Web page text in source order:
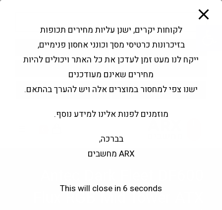
פתח סרגל נגישות
Products
search
החשבון שלי בקשה להצעה
Flux RGB Mid Tower ATX
לקוחות יקרים, ישנן עליות מחירים תכופות
בזיכרונות כרטיסי מסך וכונני אחסון פנימיים,
ייקח לנו מעט זמן לעדכן את כל האתר ויכולים להיות
מחירים שאינם מעודכנים
ישנו צפי למחסור במוצרים אלה ויש להערך בהתאם.
מוזמנים לפנות אלינו למידע נוסף.
בברכה,
ARX מחשבים
This will close in 5 seconds